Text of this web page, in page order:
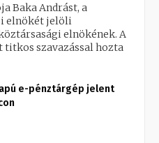
Baka Andrást, a
elnökét jelöli
elnökének. A
titkos szavazással hozta
e-pénztárgép jelent